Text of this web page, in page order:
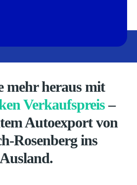
mehr heraus mit
Verkaufspreis–
Autoexport von
Rosenberg ins
Ausland.